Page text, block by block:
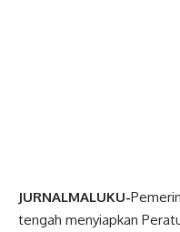
JURNALMALUKU-
tengah menyiapkan